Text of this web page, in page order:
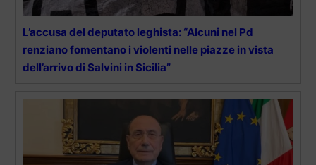
L’accusa del deputato leghista: “Alcuni nel Pd
renziano fomentano i violenti nelle piazze in vista
dell’arrivo di Salvini in Sicilia”